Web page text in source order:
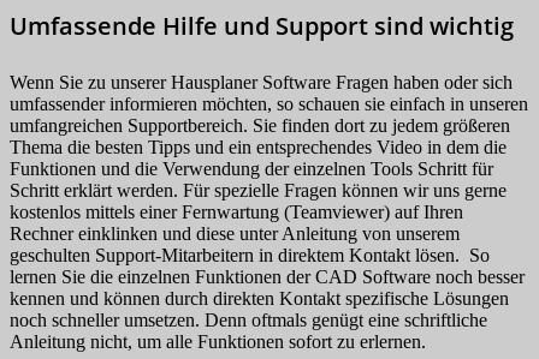
Umfassende Hilfe und Support sind wichtig
Wenn Sie zu unserer Hausplaner Software Fragen haben oder sich
umfassender informieren möchten, so schauen sie einfach in unseren
umfangreichen Supportbereich. Sie finden dort zu jedem größeren
Thema die besten Tipps und ein entsprechendes Video in dem die
Funktionen und die Verwendung der einzelnen Tools Schritt für
Schritt erklärt werden. Für spezielle Fragen können wir uns gerne
kostenlos mittels einer Fernwartung (Teamviewer) auf Ihren
Rechner einklinken und diese unter Anleitung von unserem
geschulten Support-Mitarbeitern in direktem Kontakt lösen. So
lernen Sie die einzelnen Funktionen der CAD Software noch besser
kennen und können durch direkten Kontakt spezifische Lösungen
noch schneller umsetzen. Denn oftmals genügt eine schriftliche
Anleitung nicht, um alle Funktionen sofort zu erlernen.